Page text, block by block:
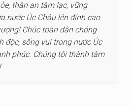
thân an tâm lạc, vững
nước Úc Châu lên đỉnh cao
Chúc toàn dân chóng
độc, sống vui trong nước Úc
phúc. Chúng tôi thành tâm